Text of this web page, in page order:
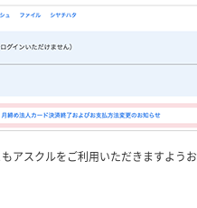
アスクルをご利用いただきますようお